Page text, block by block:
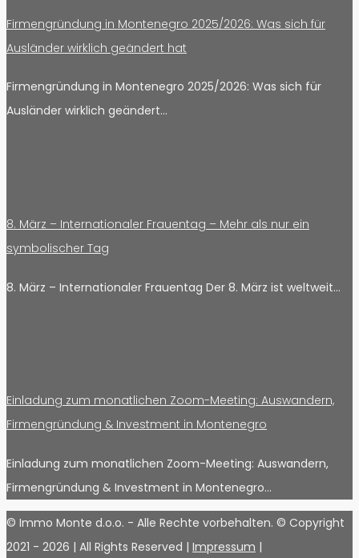
Firmengründung in Montenegro 2025/2026: Was sich für
Ausländer wirklich geändert hat
Firmengründung in Montenegro 2025/2026: Was sich für
Ausländer wirklich geändert…
8. März – Internationaler Frauentag – Mehr als nur ein
symbolischer Tag
8. März – Internationaler Frauentag Der 8. März ist weltweit…
Einladung zum monatlichen Zoom-Meeting: Auswandern,
Firmengründung & Investment in Montenegro
Einladung zum monatlichen Zoom-Meeting: Auswandern,
Firmengründung & Investment in Montenegro…
© Immo Monte d.o.o. - Alle Rechte vorbehalten. © Copyright
2021 - 2026 | All Rights Reserved | Impressum |